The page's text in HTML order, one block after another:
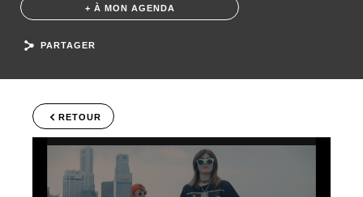
+ À MON AGENDA
PARTAGER
RETOUR